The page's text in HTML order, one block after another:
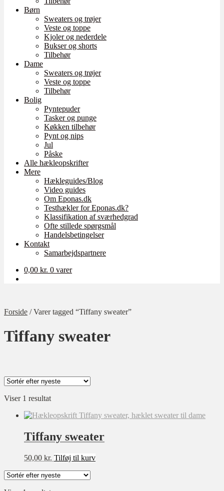
Børn
Sweaters og trøjer
Veste og toppe
Kjoler og nederdele
Bukser og shorts
Tilbehør
Dame
Sweaters og trøjer
Veste og toppe
Tilbehør
Bolig
Pyntepuder
Tasker og punge
Køkken tilbehør
Pynt og nips
Jul
Påske
Alle hækleopskrifter
Mere
Hækleguides/Blog
Video guides
Om Eponas.dk
Testhækler for Eponas.dk?
Klassifikation af sværhedgrad
Ofte stillede spørgsmål
Handelsbetingelser
Kontakt
Samarbejdspartnere
0,00 kr. 0 varer
Forside /Varer tagged “Tiffany sweater”
Tiffany sweater
Kategori
Baby
Børn
Opskrift-pakker
Viser 1 resultat
Tiffany sweater
50,00 kr. Tilføj til kurv